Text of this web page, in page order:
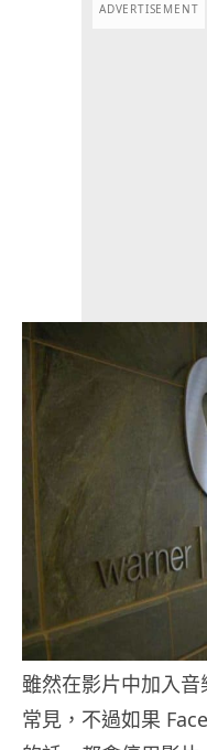
ADVERTISEMENT
雖然在影片中加入
常見，不過如果